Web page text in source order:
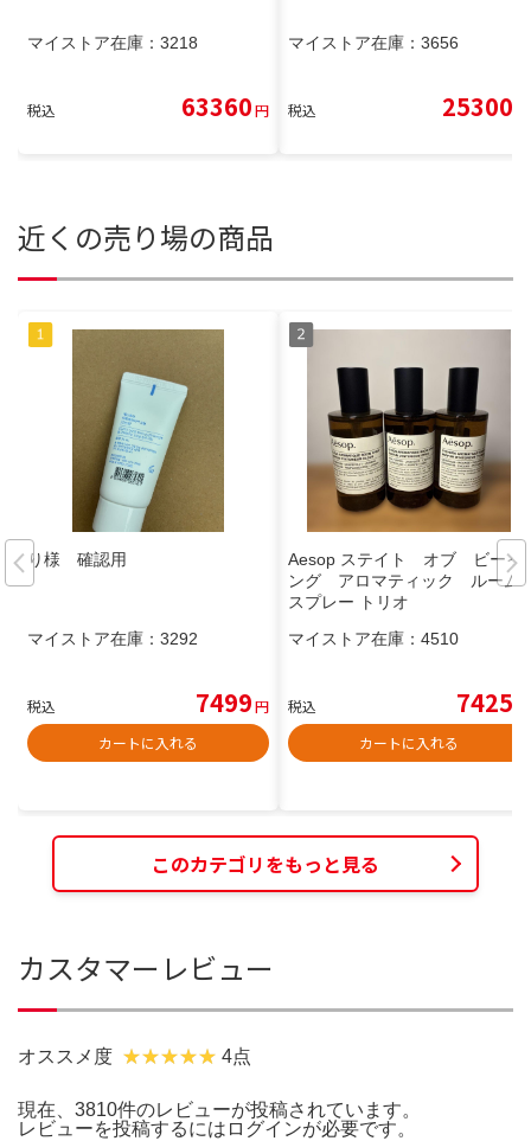
マイストア在庫： 3218
税込 63360円
マイストア在庫： 3656
税込 25300
近くの売り場の商品
り様 確認用
マイストア在庫： 3292
税込 7499円
カートに入れる
Aesop ステイト オブ ビーイ
ング アロマティック ルーム
スプレー トリオ
マイストア在庫： 4510
税込 7425
カートに入れる
このカテゴリをもっと見る
カスタマーレビュー
オススメ度 4点
現在、3810件のレビューが投稿されています。
レビューを投稿するには ログインが必要です。